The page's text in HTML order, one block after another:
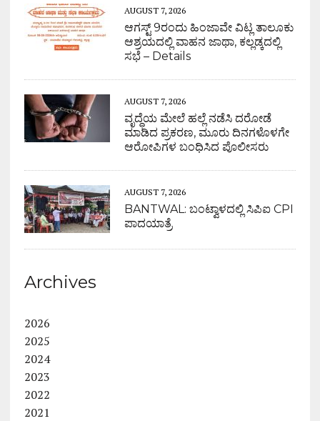
AUGUST 7, 2026
ಆಗಸ್ಟ್ 9ರಂದು ಹಿಂಜಾವೇ ವಿಟ್ಲ ತಾಲೂಕು
ಆಶ್ರಯದಲ್ಲಿ ವಾಹನ ಜಾಥಾ, ಕಲ್ಲಡ್ಕದಲ್ಲಿ
ಸಭೆ – Details
AUGUST 7, 2026
ವೃದ್ಧೆಯ ಮೇಲೆ ಹಲ್ಲೆ ನಡೆಸಿ ದರೋಡೆ
ಮಾಡಿದ ಪ್ರಕರಣ, ಮೂರು ದಿನಗಳೊಳಗೇ
ಆರೋಪಿಗಳ ಬಂಧಿಸಿದ ಪೊಲೀಸರು
AUGUST 7, 2026
BANTWAL: ಬಂಟ್ವಾಳದಲ್ಲಿ ಸಿಪಿಐ CPI
ಪಾದಯಾತ್ರೆ
Archives
2026
2025
2024
2023
2022
2021